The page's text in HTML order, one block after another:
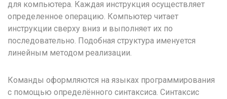
для компьютера. Каждая инструкция осуществляет
определенное операцию. Компьютер читает
инструкции сверху вниз и выполняет их по
последовательно. Подобная структура именуется
линейным методом реализации.
Команды оформляются на языках программирования
с помощью определённого синтаксиса. Синтаксис